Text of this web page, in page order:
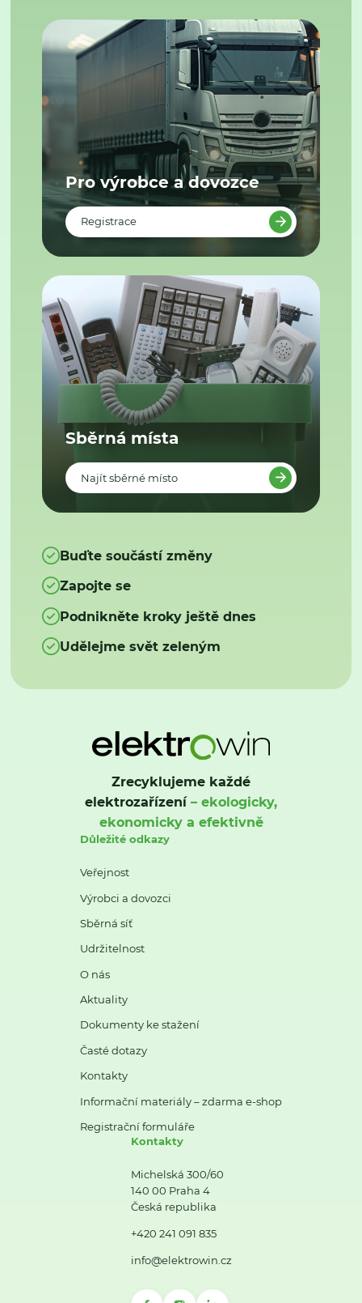
Pro výrobce a dovozce
Registrace
Sběrná místa
Najít sběrné místo
Buďte součástí změny
Zapojte se
Podnikněte kroky ještě dnes
Udělejme svět zeleným
Zrecyklujeme každé
elektrozařízení– ekologicky,
ekonomicky a efektivně
Důležité odkazy
Veřejnost
Výrobci a dovozci
Sběrná síť
Udržitelnost
O nás
Aktuality
Dokumenty ke stažení
Časté dotazy
Kontakty
Informační materiály – zdarma e-shop
Registrační formuláře
Kontakty
Michelská 300/60
140 00 Praha 4
Česká republika
+420 241 091 835
info@elektrowin.cz